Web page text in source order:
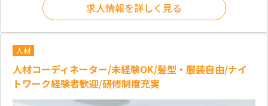
求人情報を詳しく見る
人材
人材コーディネーター/未経験OK/髪型・服装自由/ナイ
トワーク経験者歓迎/研修制度充実